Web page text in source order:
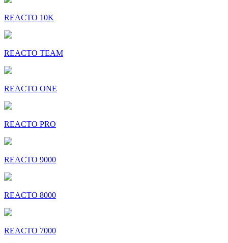
REACTO 10K
REACTO TEAM
REACTO ONE
REACTO PRO
REACTO 9000
REACTO 8000
REACTO 7000